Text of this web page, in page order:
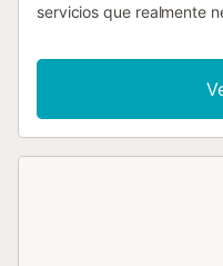
servicios que realmente
nos esforzamos por
calidad para su
los servicios que
base incluye todo lo